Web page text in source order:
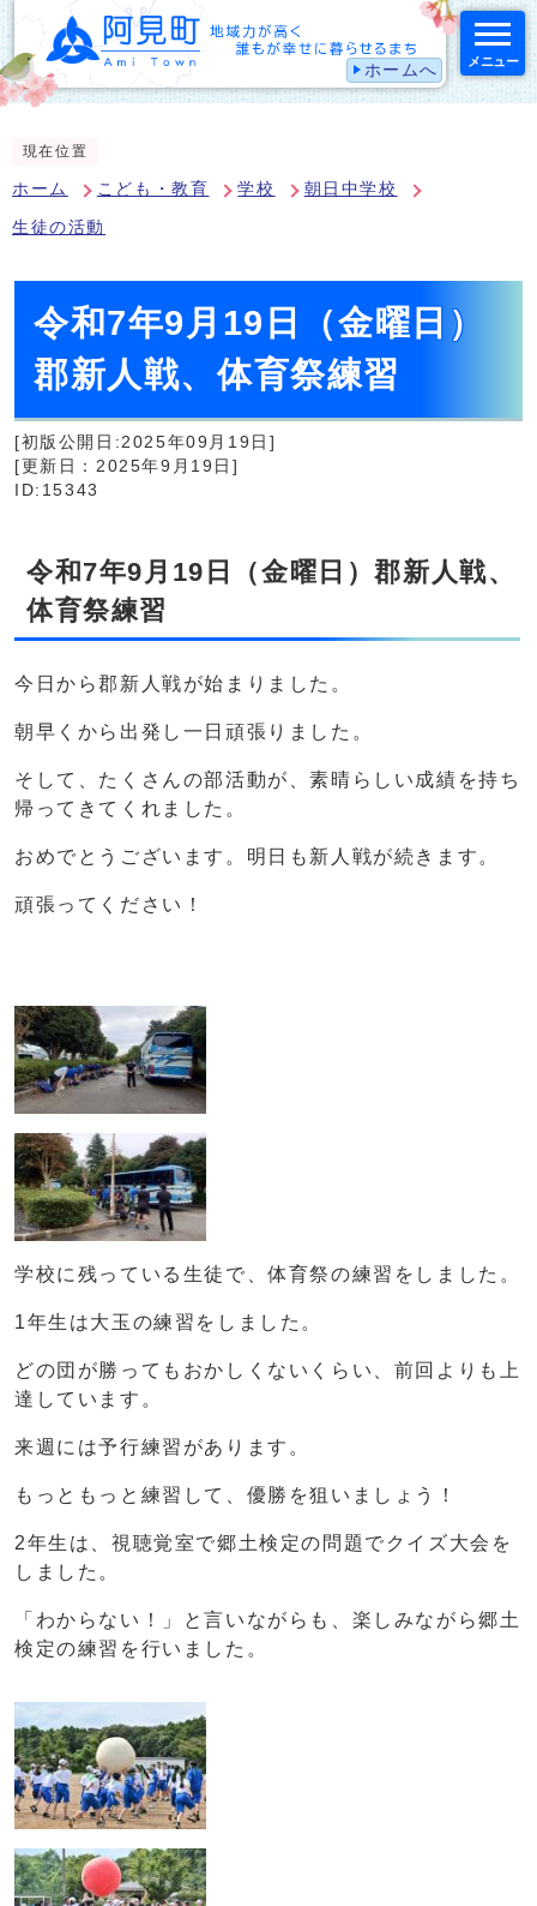
ホームへ メニュー
現在位置
ホーム こども・教育 学校 朝日中学校
生徒の活動
令和7年9月19日（金曜日）
郡新人戦、体育祭練習
[初版公開日:2025年09月19日]
[更新日：2025年9月19日]
ID:15343
令和7年9月19日（金曜日）郡新人戦、
体育祭練習
今日から郡新人戦が始まりました。
朝早くから出発し一日頑張りました。
そして、たくさんの部活動が、素晴らしい成績を持ち
帰ってきてくれました。
おめでとうございます。明日も新人戦が続きます。
頑張ってください！
学校に残っている生徒で、体育祭の練習をしました。
1年生は大玉の練習をしました。
どの団が勝ってもおかしくないくらい、前回よりも上
達しています。
来週には予行練習があります。
もっともっと練習して、優勝を狙いましょう！
2年生は、視聴覚室で郷土検定の問題でクイズ大会を
しました。
「わからない！」と言いながらも、楽しみながら郷土
検定の練習を行いました。